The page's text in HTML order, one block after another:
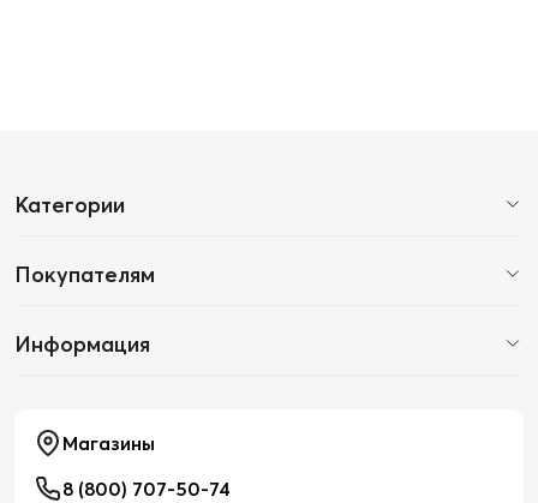
Категории
Покупателям
Информация
Магазины
8 (800) 707-50-74